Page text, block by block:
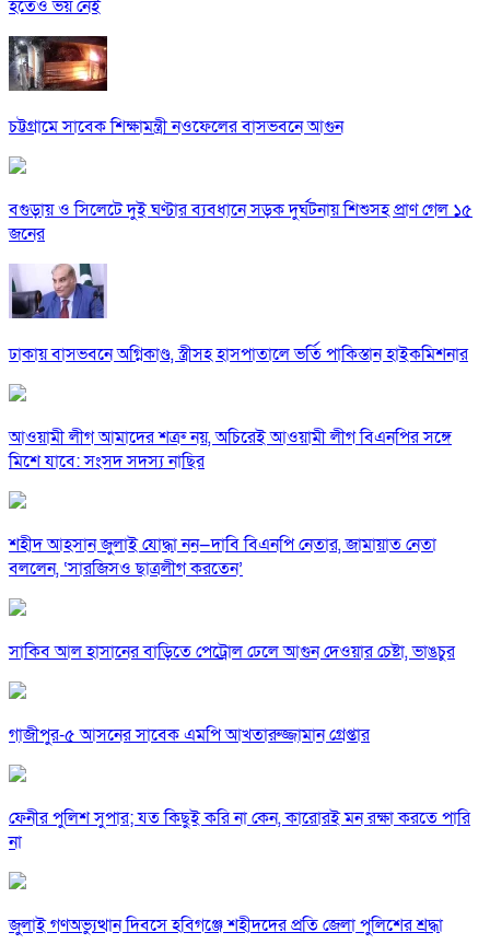
হতেও ভয় নেই
চট্টগ্রামে সাবেক শিক্ষামন্ত্রী নওফেলের বাসভবনে আগুন
বগুড়ায় ও সিলেটে দুই ঘণ্টার ব্যবধানে সড়ক দুর্ঘটনায় শিশুসহ প্রাণ গেল ১৫
জনের
ঢাকায় বাসভবনে অগ্নিকাণ্ড, স্ত্রীসহ হাসপাতালে ভর্তি পাকিস্তান হাইকমিশনার
আওয়ামী লীগ আমাদের শত্রু নয়, অচিরেই আওয়ামী লীগ বিএনপির সঙ্গে
মিশে যাবে: সংসদ সদস্য নাছির
শহীদ আহসান জুলাই যোদ্ধা নন—দাবি বিএনপি নেতার, জামায়াত নেতা
বললেন, ‘সারজিসও ছাত্রলীগ করতেন’
সাকিব আল হাসানের বাড়িতে পেট্রোল ঢেলে আগুন দেওয়ার চেষ্টা, ভাঙচুর
গাজীপুর-৫ আসনের সাবেক এমপি আখতারুজ্জামান গ্রেপ্তার
ফেনীর পুলিশ সুপার; যত কিছুই করি না কেন, কারোরই মন রক্ষা করতে পারি
না
জুলাই গণঅভ্যুত্থান দিবসে হবিগঞ্জে শহীদদের প্রতি জেলা পুলিশের শ্রদ্ধা